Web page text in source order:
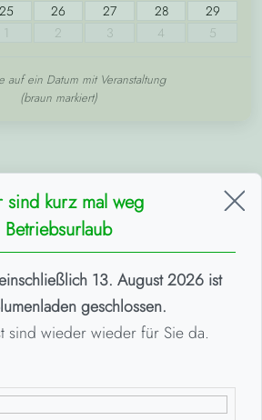
25 26 27 28
29
1 2 3 4 5
auf ein Datum mit Veranstaltung
(braun markiert)
Lieferservice
kurz mal weg
Betriebsurlaub
13. August 2026 ist
geschlossen.
sind wieder wieder für Sie da.